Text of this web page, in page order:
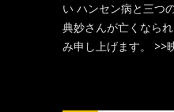
い ハンセン病と三つ
典妙さんが亡くなら
み申し上げます。 >>